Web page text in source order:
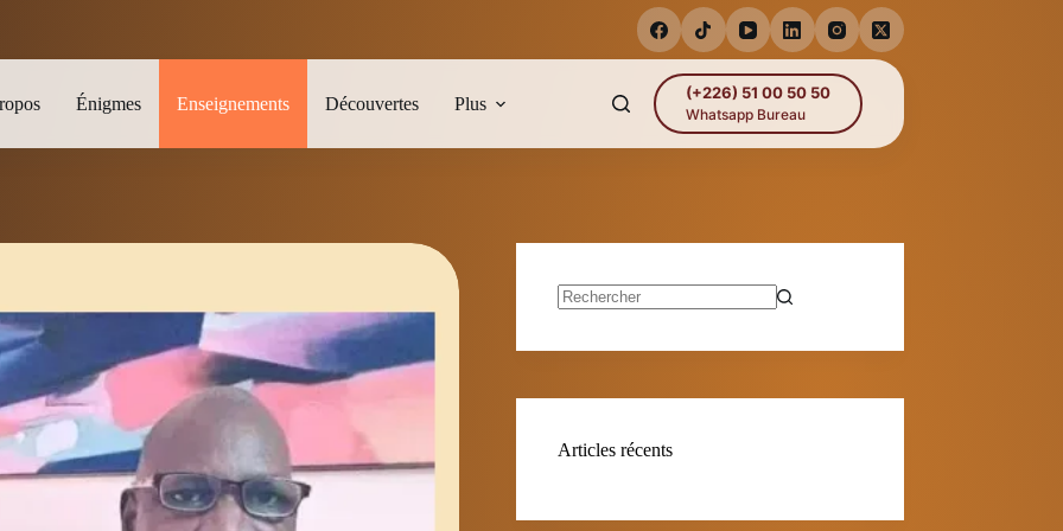
Énigmes Enseignements Découvertes Plus
(+226) 51 00 50 50
Whatsapp Bureau
Articles récents